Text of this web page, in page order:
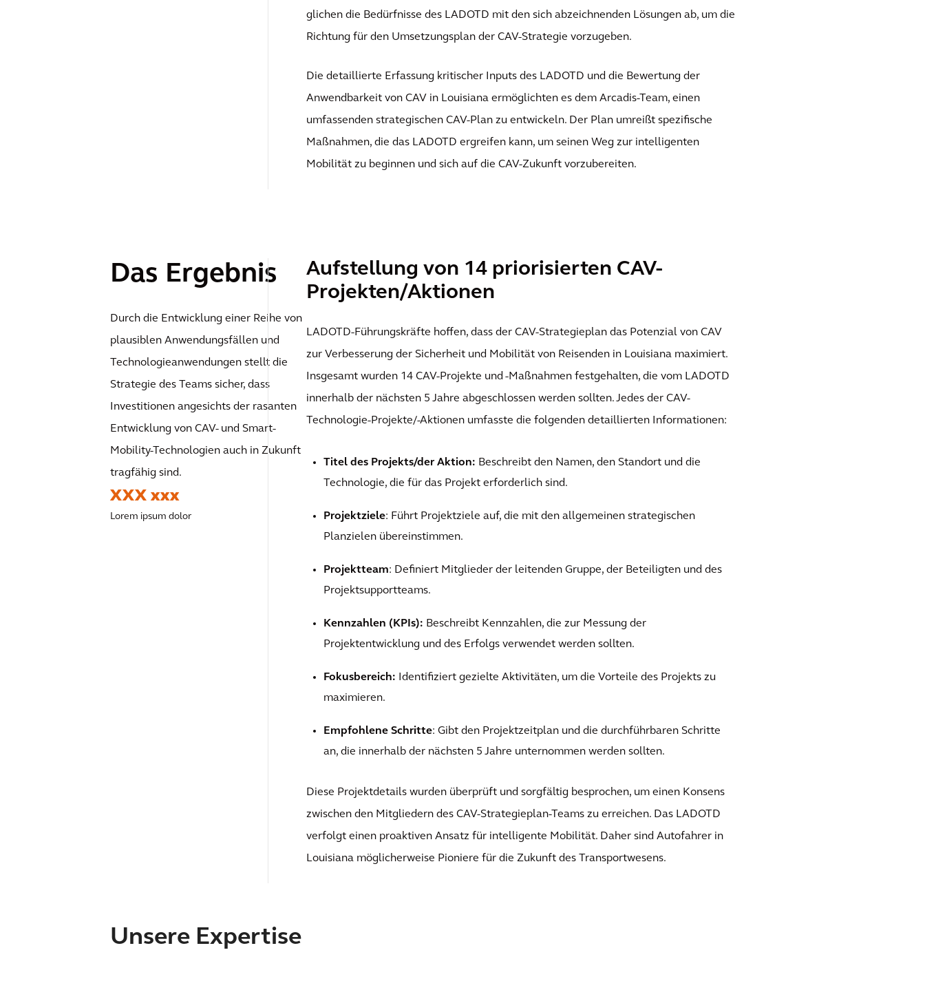
glichen die Bedürfnisse des LADOTD mit den sich abzeichnenden Lösungen ab, um die
Richtung für den Umsetzungsplan der CAV-Strategie vorzugeben.
Die detaillierte Erfassung kritischer Inputs des LADOTD und die Bewertung der
Anwendbarkeit von CAV in Louisiana ermöglichten es dem Arcadis-Team, einen
umfassenden strategischen CAV-Plan zu entwickeln. Der Plan umreißt spezifische
Maßnahmen, die das LADOTD ergreifen kann, um seinen Weg zur intelligenten
Mobilität zu beginnen und sich auf die CAV-Zukunft vorzubereiten.
Das Ergebnis
Durch die Entwicklung einer Reihe von
plausiblen Anwendungsfällen und
Technologieanwendungen stellt die
Strategie des Teams sicher, dass
Investitionen angesichts der rasanten
Entwicklung von CAV- und Smart-
Mobility-Technologien auch in Zukunft
tragfähig sind.
XXX xxx
Lorem ipsum dolor
Aufstellung von 14 priorisierten CAV-
Projekten/Aktionen
LADOTD-Führungskräfte hoffen, dass der CAV-Strategieplan das Potenzial von CAV
zur Verbesserung der Sicherheit und Mobilität von Reisenden in Louisiana maximiert.
Insgesamt wurden 14 CAV-Projekte und -Maßnahmen festgehalten, die vom LADOTD
innerhalb der nächsten 5 Jahre abgeschlossen werden sollten. Jedes der CAV-
Technologie-Projekte/-Aktionen umfasste die folgenden detaillierten Informationen:
Titel des Projekts/der Aktion: Beschreibt den Namen, den Standort und die
Technologie, die für das Projekt erforderlich sind.
Projektziele: Führt Projektziele auf, die mit den allgemeinen strategischen
Planzielen übereinstimmen.
Projektteam: Definiert Mitglieder der leitenden Gruppe, der Beteiligten und des
Projektsupportteams.
Kennzahlen (KPIs): Beschreibt Kennzahlen, die zur Messung der
Projektentwicklung und des Erfolgs verwendet werden sollten.
Fokusbereich: Identifiziert gezielte Aktivitäten, um die Vorteile des Projekts zu
maximieren.
Empfohlene Schritte: Gibt den Projektzeitplan und die durchführbaren Schritte
an, die innerhalb der nächsten 5 Jahre unternommen werden sollten.
Diese Projektdetails wurden überprüft und sorgfältig besprochen, um einen Konsens
zwischen den Mitgliedern des CAV-Strategieplan-Teams zu erreichen. Das LADOTD
verfolgt einen proaktiven Ansatz für intelligente Mobilität. Daher sind Autofahrer in
Louisiana möglicherweise Pioniere für die Zukunft des Transportwesens.
Unsere Expertise